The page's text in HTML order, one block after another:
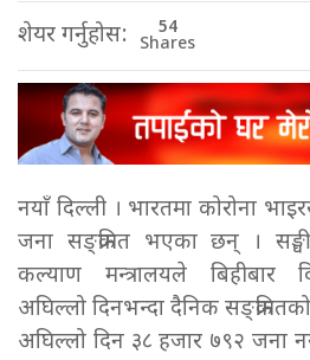
शेयर गर्नुहोस: 54
Shares
नयाँ दिल्ली । भारतमा कोरोना
जना सङ्क्रमित भएका छन् ।
कल्याण मन्त्रालयले बिहीबार
अघिल्लो दिनभन्दा दैनिक
अघिल्लो दिन ३८ हजार ७९२ जना